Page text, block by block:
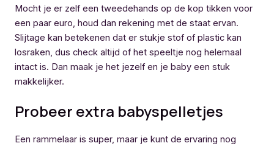
Mocht je er zelf een tweedehands op de kop tikken voor
een paar euro, houd dan rekening met de staat ervan.
Slijtage kan betekenen dat er stukje stof of plastic kan
losraken, dus check altijd of het speeltje nog helemaal
intact is. Dan maak je het jezelf en je baby een stuk
makkelijker.
Probeer extra babyspelletjes
Een rammelaar is super, maar je kunt de ervaring nog